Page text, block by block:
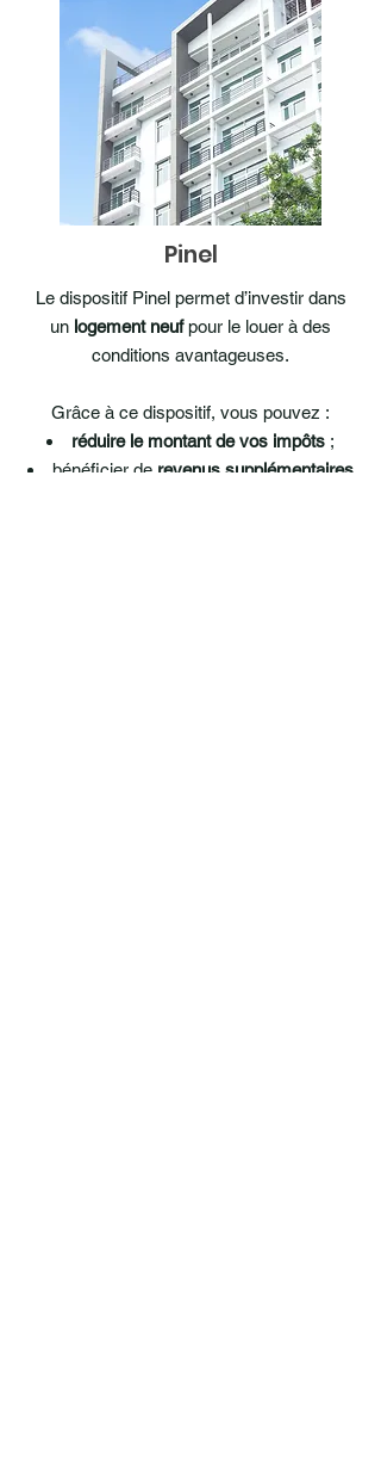
Pinel
Le dispositif Pinel permet d’investir dans
un logement neufpour le louer à des
conditions avantageuses.
Grâce à ce dispositif, vous pouvez :
réduire le montant de vos impôts ;
bénéficier de revenus supplémentaires